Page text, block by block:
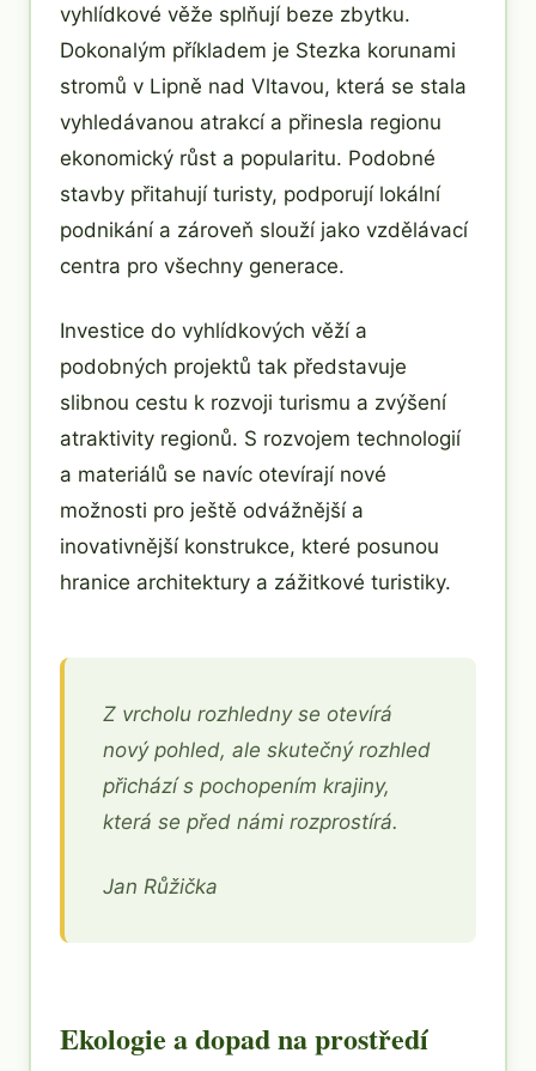
vyhlídkové věže splňují beze zbytku.
Dokonalým příkladem je Stezka korunami
stromů v Lipně nad Vltavou, která se stala
vyhledávanou atrakcí a přinesla regionu
ekonomický růst a popularitu. Podobné
stavby přitahují turisty, podporují lokální
podnikání a zároveň slouží jako vzdělávací
centra pro všechny generace.
Investice do vyhlídkových věží a
podobných projektů tak představuje
slibnou cestu k rozvoji turismu a zvýšení
atraktivity regionů. S rozvojem technologií
a materiálů se navíc otevírají nové
možnosti pro ještě odvážnější a
inovativnější konstrukce, které posunou
hranice architektury a zážitkové turistiky.
Z vrcholu rozhledny se otevírá
nový pohled, ale skutečný rozhled
přichází s pochopením krajiny,
která se před námi rozprostírá.
Jan Růžička
Ekologie a dopad na prostředí